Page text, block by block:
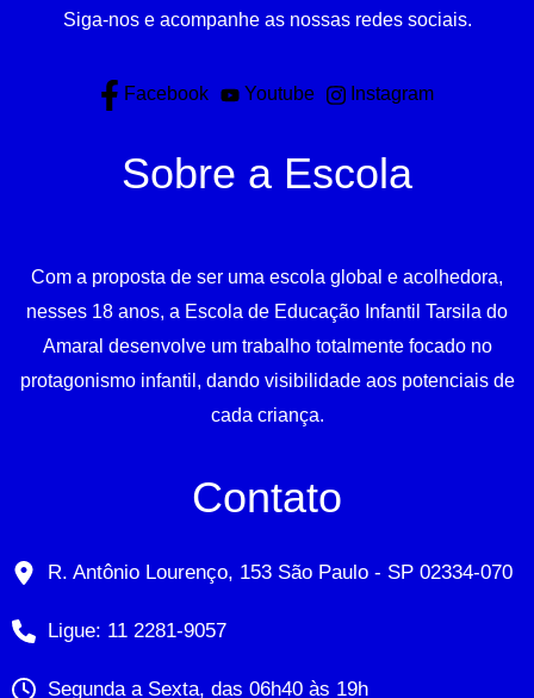
Siga-nos e acompanhe as nossas redes sociais.
Facebook Youtube Instagram
Sobre a Escola
Com a proposta de ser uma escola global e acolhedora,
nesses 18 anos, a Escola de Educação Infantil Tarsila do
Amaral desenvolve um trabalho totalmente focado no
protagonismo infantil, dando visibilidade aos potenciais de
cada criança.
Contato
R. Antônio Lourenço, 153 São Paulo - SP 02334-070
Ligue: 11 2281-9057
Segunda a Sexta, das 06h40 às 19h